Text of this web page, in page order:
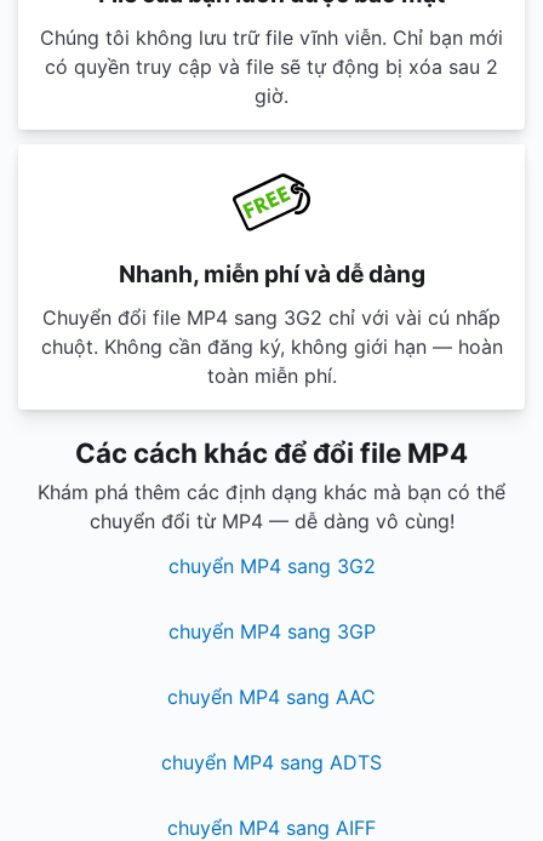
Chúng tôi không lưu trữ file vĩnh viễn. Chỉ bạn mới
có quyền truy cập và file sẽ tự động bị xóa sau 2
giờ.
Nhanh, miễn phí và dễ dàng
Chuyển đổi file MP4 sang 3G2 chỉ với vài cú nhấp
chuột. Không cần đăng ký, không giới hạn — hoàn
toàn miễn phí.
Các cách khác để đổi file MP4
Khám phá thêm các định dạng khác mà bạn có thể
chuyển đổi từ MP4 — dễ dàng vô cùng!
chuyển MP4 sang 3G2
chuyển MP4 sang 3GP
chuyển MP4 sang AAC
chuyển MP4 sang ADTS
chuyển MP4 sang AIFF